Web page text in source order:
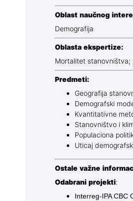
Oblast naučnog
Demografija
Oblasta ekspertize:
Mortalitet stanovništva;
Predmeti:
Geografija
Demografski
Kvantitativne
Stanovništvo i
Populaciona
Uticaj
Ostale važne
Odabrani projekti:
Interreg-IPA CBC